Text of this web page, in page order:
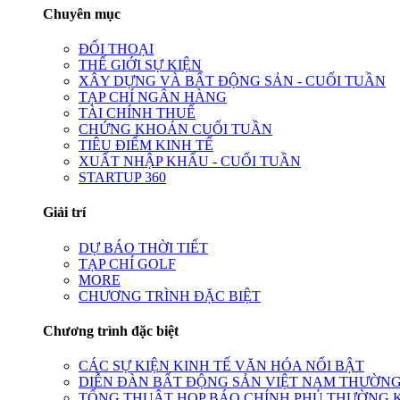
Chuyên mục
ĐỐI THOẠI
THẾ GIỚI SỰ KIỆN
XÂY DỰNG VÀ BẤT ĐỘNG SẢN - CUỐI TUẦN
TẠP CHÍ NGÂN HÀNG
TÀI CHÍNH THUẾ
CHỨNG KHOÁN CUỐI TUẦN
TIÊU ĐIỂM KINH TẾ
XUẤT NHẬP KHẨU - CUỐI TUẦN
STARTUP 360
Giải trí
DỰ BÁO THỜI TIẾT
TẠP CHÍ GOLF
MORE
CHƯƠNG TRÌNH ĐẶC BIỆT
Chương trình đặc biệt
CÁC SỰ KIỆN KINH TẾ VĂN HÓA NỔI BẬT
DIỄN ĐÀN BẤT ĐỘNG SẢN VIỆT NAM